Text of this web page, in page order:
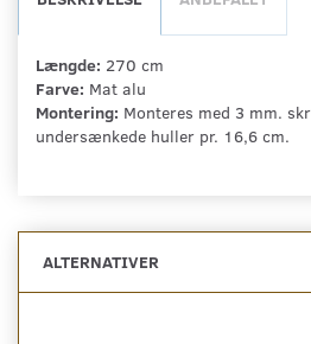
Længde: 270 cm
Farve: Mat alu
Montering: Monteres med 3 mm.
undersænkede huller pr. 16,6 cm.
ALTERNATIVER